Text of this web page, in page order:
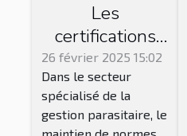
Les
certifications
essentielles
pour les
entreprises de
gestion
26 février 2025 15:02
Dans le secteur
spécialisé de la
gestion parasitaire, le